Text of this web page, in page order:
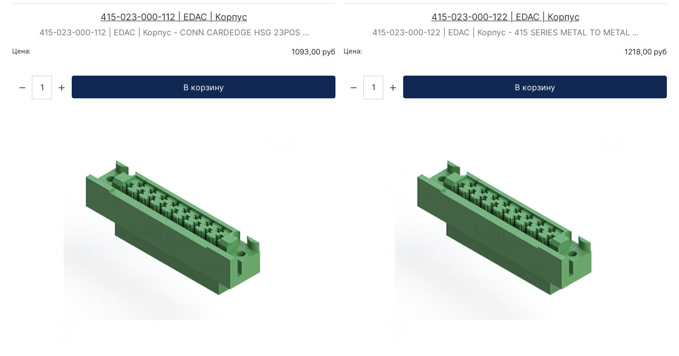
415-023-000-112 | EDAC | Корпус
415-023-000-112 | EDAC | Корпус - CONN CARDEDGE HSG 23POS ...
Цена: 1093,00 руб
В корзину
415-023-000-122 | EDAC | Корпус
415-023-000-122 | EDAC | Корпус - 415 SERIES METAL TO METAL ...
Цена: 1218,00 руб
В корзину